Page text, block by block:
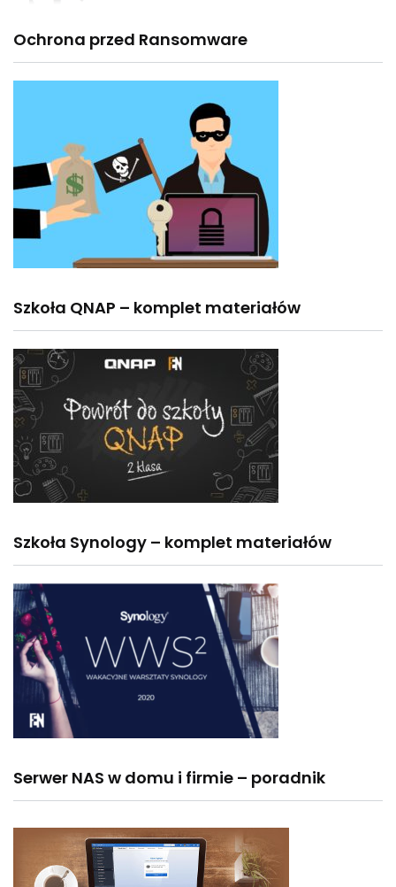
Ochrona przed Ransomware
Szkoła QNAP – komplet materiałów
Szkoła Synology – komplet materiałów
Serwer NAS w domu i firmie – poradnik